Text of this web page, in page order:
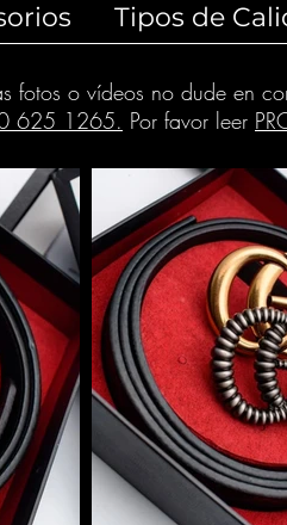
Tipos de
fotos o vídeos no dude en
625 1265. Por favor leer